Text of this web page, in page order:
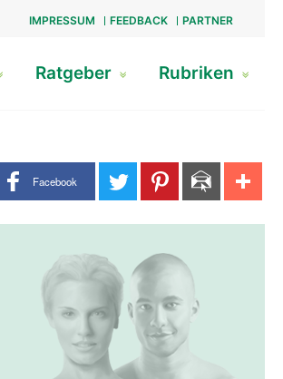
IMPRESSUM FEEDBACK PARTNER
Ratgeber Rubriken
Share buttons
Facebook